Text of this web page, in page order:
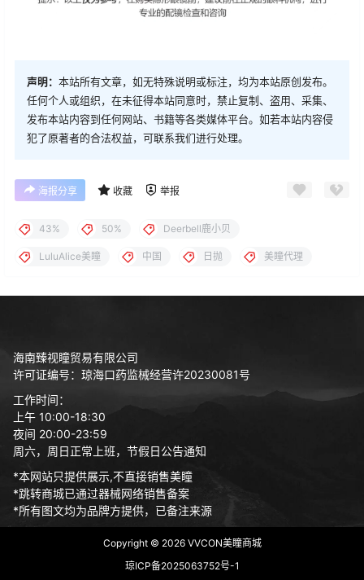
声明： 本站所有文章，如无特殊说明或标注，均为本站原创发布。
任何个人或组织，在未征得本站同意时，禁止复制、盗用、采集、
发布本站内容到任何网站、书籍等各类媒体平台。如若本站内容侵
犯了原著者的合法权益，可联系我们进行处理。
海报分享 收藏 举报
43% 50% Deerbell鹿小贝
LuluAlice美瞳 中国 日抛 美瞳代理
海南臻视瞳贸易有限公司
许可证编号：琼海口药监械经营许20230081号
工作时间：
上午 10:00-18:30
夜间 20:00-23:59
周六，周日正常上班，节假日公告通知
*本网站只提供展示,不直接销售美瞳
*跳转商城已通过器械网络销售备案
*所有图文均为品牌方提供，已备注来源
Copyright © 2026VVCON美瞳商城
琼ICP备2025063752号-1